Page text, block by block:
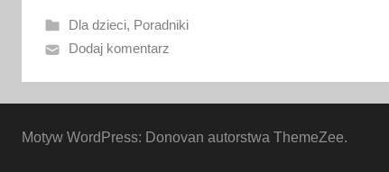
n
o
t
Dla dzieci, Poradniki
Dodaj komentarz
Motyw WordPress: Donovan autorstwa ThemeZee.